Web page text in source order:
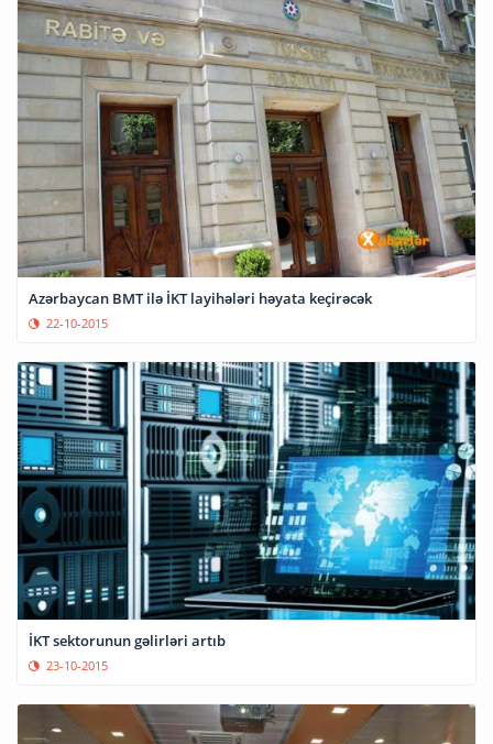
Azərbaycan BMT ilə İKT layihələri həyata keçirəcək
22-10-2015
İKT sektorunun gəlirləri artıb
23-10-2015